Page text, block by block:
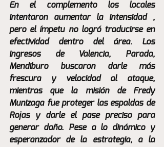
En el complemento los locales
intentaron aumentar la intensidad ,
pero el ímpetu no logró traducirse en
efectividad dentro del área. Los
ingresos de Valencia, Parada,
Mendiburo buscaron darle más
frescura y velocidad al ataque,
mientras que la misión de Fredy
Munizaga fue proteger las espaldas de
Rojas y darle el pase preciso para
generar daño. Pese a lo dinámico y
esperanzador de la estrategia, a la